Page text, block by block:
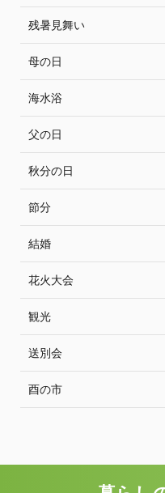
残暑見舞い
母の日
海水浴
父の日
秋分の日
節分
結婚
花火大会
観光
送別会
酉の市